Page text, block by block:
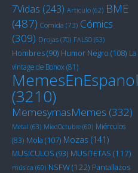
7Vidas (243) Artículo (62) BME
(487) Comida (73) Cómics
(309) Drojas (70) FALSO (63)
Hombres(90) Humor Negro (108) La
vintage de Bonox(81)
MemesEnEspanol
(3210)
MemesymasMemes (332)
Metal (63) MiedOctubre (60) Miérculos
(83) Mola (107) Mozas (141)
MUSICULOS (93) MUSITETAS (117)
música (60) NSFW(122) Pantallazos